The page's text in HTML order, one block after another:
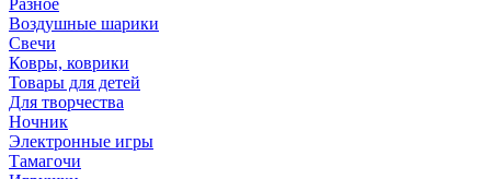
Разное
Воздушные шарики
Свечи
Ковры, коврики
Товары для детей
Для творчества
Ночник
Электронные игры
Тамагочи